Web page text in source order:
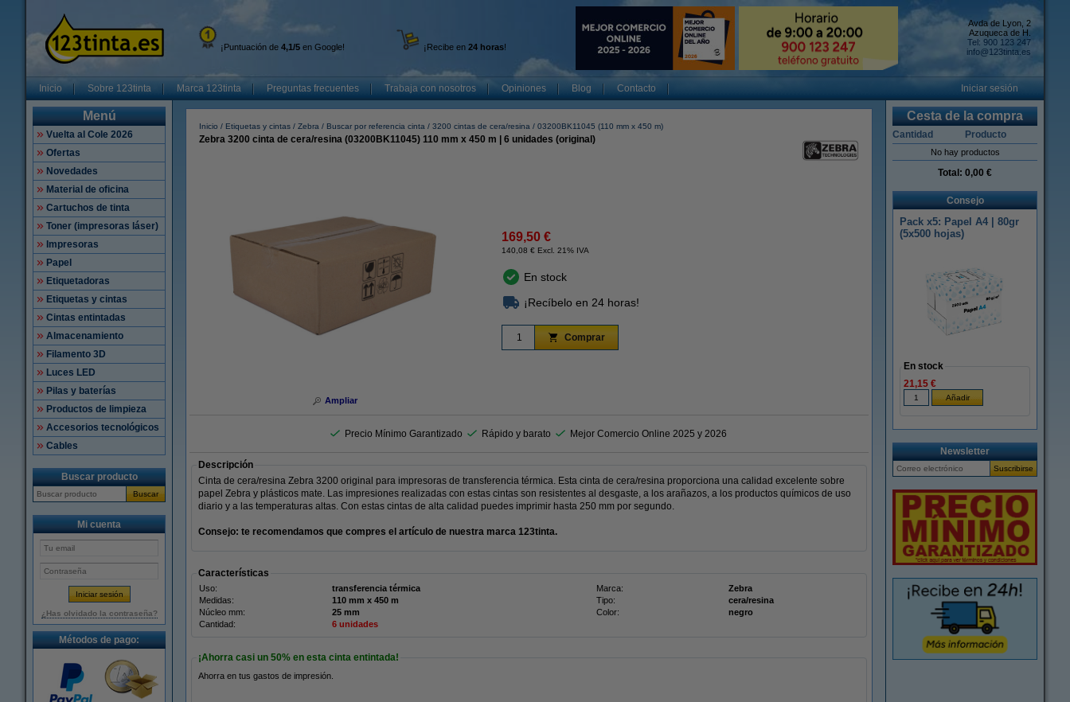
¡Puntuación de 4,1/5 en Google! ¡Recibe en 24 horas!
Avda de Lyon, 2
Azuqueca de H.
Tel: 900 123 247
info@123tinta.es
Inicio Sobre 123tinta Marca 123tinta Preguntas frecuentes Trabaja con nosotros Opiniones Blog Contacto Iniciar sesión
Menú
Vuelta al Cole 2026
Ofertas
Novedades
Material de oficina
Cartuchos de tinta
Toner (impresoras láser)
Impresoras
Papel
Etiquetadoras
Etiquetas y cintas
Cintas entintadas
Almacenamiento
Filamento 3D
Luces LED
Pilas y baterías
Productos de limpieza
Accesorios tecnológicos
Cables
Buscar producto
Buscar
Mi cuenta
¿Has olvidado la contraseña?
Métodos de pago:
Inicio Etiquetas y cintas Zebra Buscar por referencia cinta 3200 cintas de cera/resina 03200BK11045 (110 mm x 450 m)
Zebra 3200 cinta de cera/resina (03200BK11045) 110 mm x 450 m | 6 unidades (original)
Ampliar
169,50 €
140,08 € Excl. 21% IVA
En stock
¡Recíbelo en 24 horas!
Comprar
Precio Mínimo Garantizado Rápido y barato Mejor Comercio Online 2025 y 2026
Descripción
Cinta de cera/resina Zebra 3200 original para impresoras de transferencia térmica. Esta cinta de cera/resina proporciona una calidad excelente sobre
papel Zebra y plásticos mate. Las impresiones realizadas con estas cintas son resistentes al desgaste, a los arañazos, a los productos químicos de uso
diario y a las temperaturas altas. Con estas cintas de alta calidad puedes imprimir hasta 250 mm por segundo.
Consejo: te recomendamos que compres el artículo de nuestra marca 123tinta.
Características
Uso: transferencia térmica Marca:
Zebra
Medidas:
110 mm x 450 m Tipo:
cera/resina
Núcleo mm:
25 mm Color:
negro
Cantidad:
6 unidades
¡Ahorra casi un 50% en esta cinta entintada!
Ahorra en tus gastos de impresión.
Cesta de la compra
Cantidad Producto
No hay productos
Total: 0,00 €
Consejo
Pack x5: Papel A4 | 80gr
(5x500 hojas)
En stock
21,15 €
Newsletter